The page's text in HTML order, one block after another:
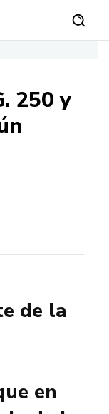
250 y
de la
en